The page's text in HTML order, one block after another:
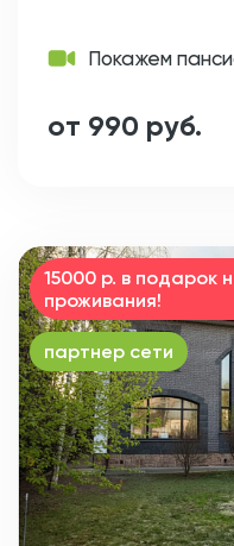
Покажем
от 990 руб.
15000 р. в подарок
проживания!
партнер сети